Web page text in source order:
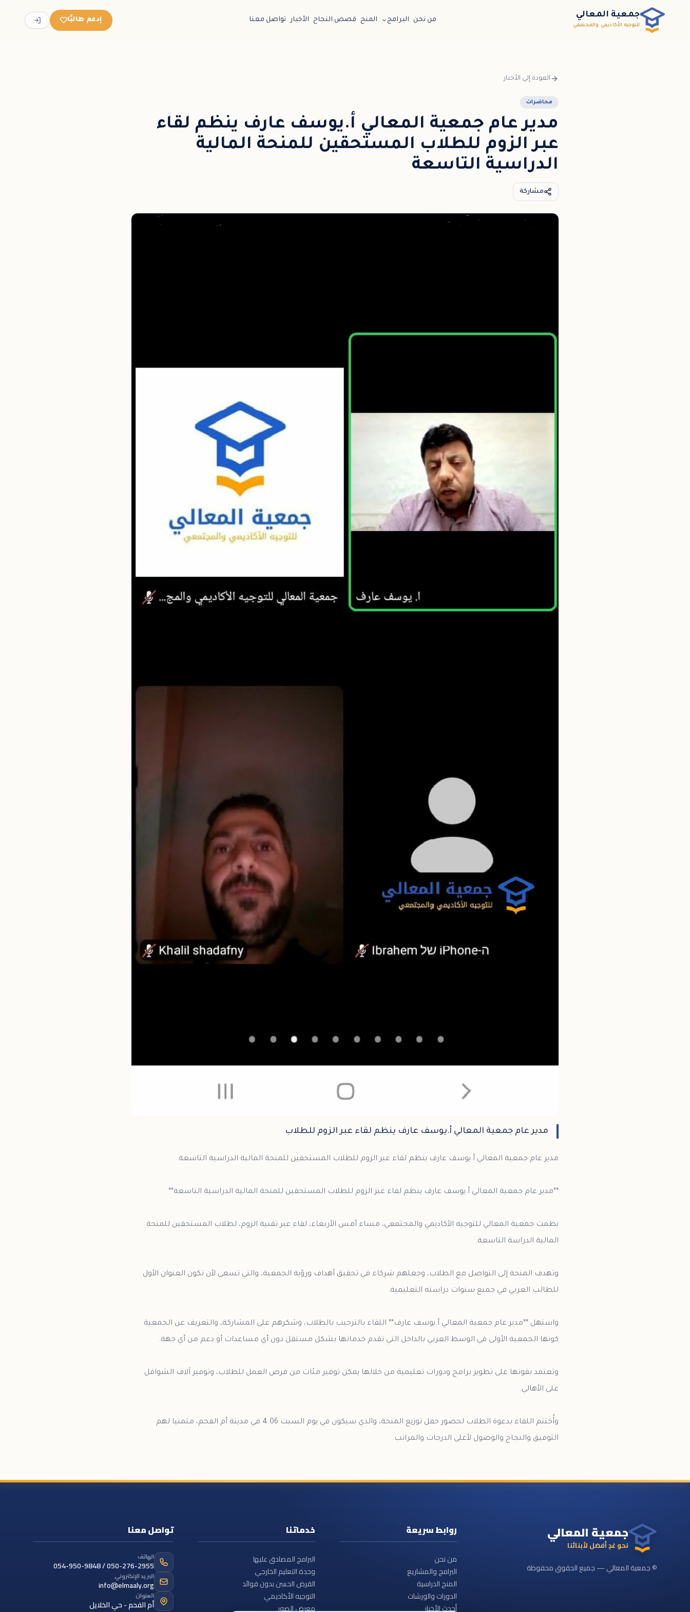
تخطي إلى المحتوى الرئيسي / דלג לתוכן הראשי
جمعية المعالي
للتوجيه الأكاديمي والمجتمعي
من نحن البرامج المنح قصص النجاح الأخبار تواصل معنا إدعم طالبًا
العودة إلى الأخبار
محاضرات
مدير عام جمعية المعالي أ.يوسف عارف ينظم لقاء
عبر الزوم للطلاب المستحقين للمنحة المالية
الدراسية التاسعة
مشاركة
مدير عام جمعية المعالي أ.يوسف عارف ينظم لقاء عبر الزوم للطلاب
نظمت جمعية المعالي للتوجيه الأكاديمي والمجتمعي، مساء أمس الأربعاء، لقاء عبر تقنية الزوم، لطلاب المستحقين للمنحة
وتهدف المنحة إلى التواصل مع الطلاب، وجعلهم شركاء في تحقيق أهداف ورؤية الجمعية، والتي تسعى لأن تكون العنوان الأول
واستهل **مدير عام جمعية المعالي أ.يوسف عارف** اللقاء بالترحيب بالطلاب، وشكرهم على المشاركة، والتعريف عن الجمعية
وتعتمد بقوتها على تطوير برامج ودورات تعليمية من خلالها يمكن توفير مئات من فرص العمل للطلاب، وتوفير آلاف الشواقل
وأُختتم اللقاء بدعوة الطلاب لحضور حفل توزيع المنحة، والذي سيكون في يوم السبت 4.06 في مدينة أم الفحم، متمنيا لهم
التوفيق والنجاح والوصول لأعلى الدرجات والمراتب.
جمعية المعالي
نحو غدٍ أفضل لأبنائنا
© جمعية المعالي — جميع الحقوق محفوظة
روابط سريعة
من نحن
البرامج والمشاريع
المنح الدراسية
الدورات والورشات
أحدث الأخبار
خدماتنا
البرامج المصادق عليها
وحدة التعليم الخارجي
القرض الحسن بدون فوائد
التوجيه الأكاديمي
معرض الصور
تواصل معنا
الهاتف
054-950-9848 / 050-276-2955
البريد الإلكتروني
info@elmaaly.org
العنوان
أم الفحم - حي الخلايل